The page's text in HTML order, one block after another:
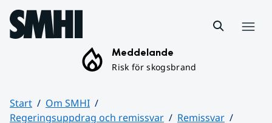
Hoppa till sidans innehåll
Meddelande
Risk för skogsbrand
Start
Om SMHI
Regeringsuppdrag och remissvar
Remissvar